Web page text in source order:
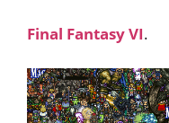
Final Fantasy VI.